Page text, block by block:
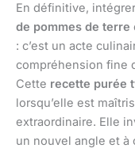
En définitive,
de pommes de terre
: c’est un acte
compréhension fine
Cette recette purée
lorsqu’elle est
extraordinaire. Elle
un nouvel angle et à